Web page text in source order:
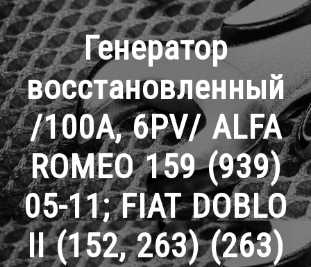
Генератор
восстановленный
/100A, 6PV/ ALFA
ROMEO 159 (939)
05-11; FIAT DOBLO
II (152, 263) (263)